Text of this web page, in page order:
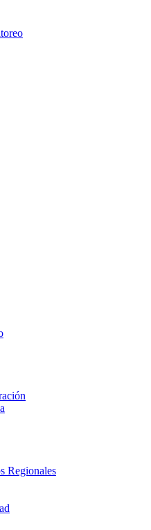
Regionales